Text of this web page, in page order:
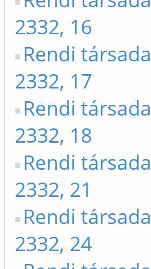
2332, 16
Rendi
2332, 17
Rendi
2332, 18
Rendi
2332, 21
Rendi
2332, 24